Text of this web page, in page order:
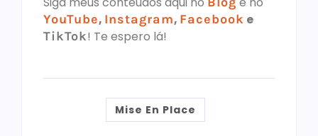
YouTube, Instagram, Facebook e
TikTok! Te espero lá!
Mise En Place